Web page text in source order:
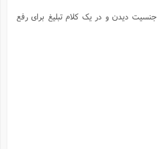
دیدن و در یک کلام تبلیغ برای رفع